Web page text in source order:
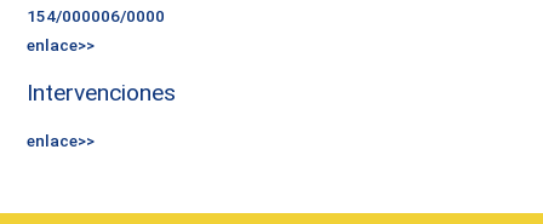
154/000006/0000
enlace>>
Intervenciones
enlace>>